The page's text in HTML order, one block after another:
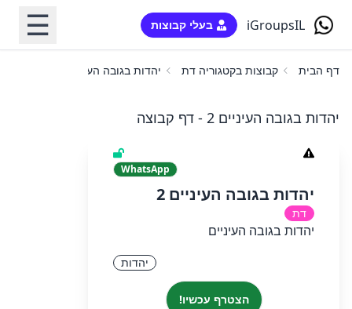
iGroupsIL בעלי קבוצות ☰
דף הבית קבוצות בקטגוריה דת יהדות בגובה העיניים 2
יהדות בגובה העיניים 2 - דף קבוצה
WhatsApp
יהדות בגובה העיניים 2
דת
יהדות בגובה העיניים
יהדות
הצטרף עכשיו!